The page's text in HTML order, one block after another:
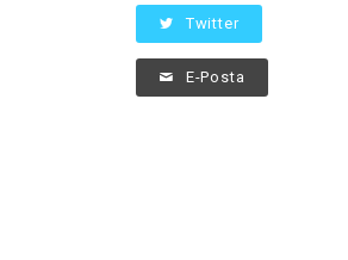
Twitter
E-Posta